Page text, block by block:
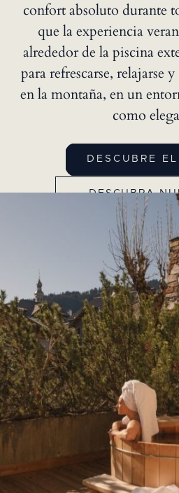
confort absoluto durante
que la experiencia
alrededor de la piscina
para refrescarse, relajarse
en la montaña, en un
como
DESCUBRE
DESCUBRA
HABITACIONES